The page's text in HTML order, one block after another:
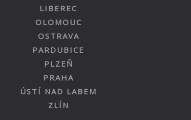
LIBEREC
OLOMOUC
OSTRAVA
PARDUBICE
PLZEŇ
PRAHA
ÚSTÍ NAD LABEM
ZLÍN